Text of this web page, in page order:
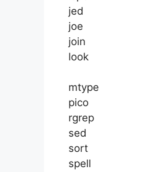
jed
joe
join
look
mtype
pico
rgrep
sed
sort
spell